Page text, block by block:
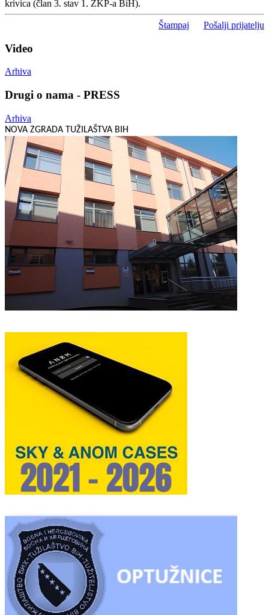
krivica (član 3. stav 1. ZKP-a BiH).
Štampaj Pošalji prijatelju
Video
Arhiva
Drugi o nama - PRESS
Arhiva
NOVA ZGRADA TUŽILAŠTVA BIH